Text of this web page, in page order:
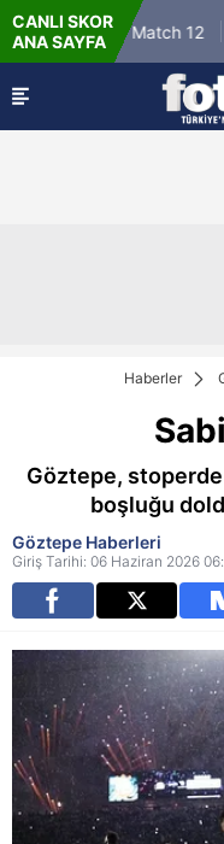
CANLI SKOR
ANA SAYFA
Winner Match 12
Haberler
Göztepe, stoperde
boşluğu
Göztepe Haberleri
Giriş Tarihi: 06 Haziran 2026